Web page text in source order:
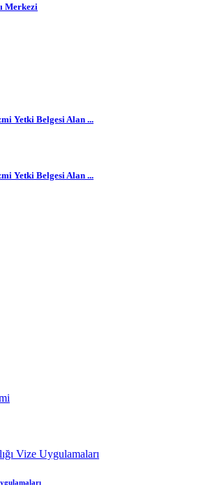
Merkezi
Yetki Belgesi Alan ...
Yetki Belgesi Alan ...